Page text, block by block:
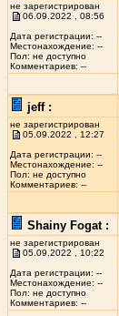
не зарегистрирован
06.09.2022 , 08:56
Дата регистрации: --
Местонахождение: --
Пол: не доступно
Комментариев: --
jeff :
не зарегистрирован
05.09.2022 , 12:27
Дата регистрации: --
Местонахождение: --
Пол: не доступно
Комментариев: --
Shainy Fogat :
не зарегистрирован
05.09.2022 , 10:22
Дата регистрации: --
Местонахождение: --
Пол: не доступно
Комментариев: --